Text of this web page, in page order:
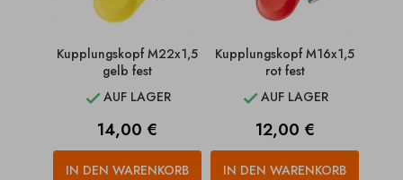
Kupplungskopf M22x1,5
gelb fest
AUF LAGER
Preis
14,00 €
IN DEN WARENKORB
Kupplungskopf M16x1,5
rot fest
AUF LAGER
Preis
12,00 €
IN DEN WARENKORB